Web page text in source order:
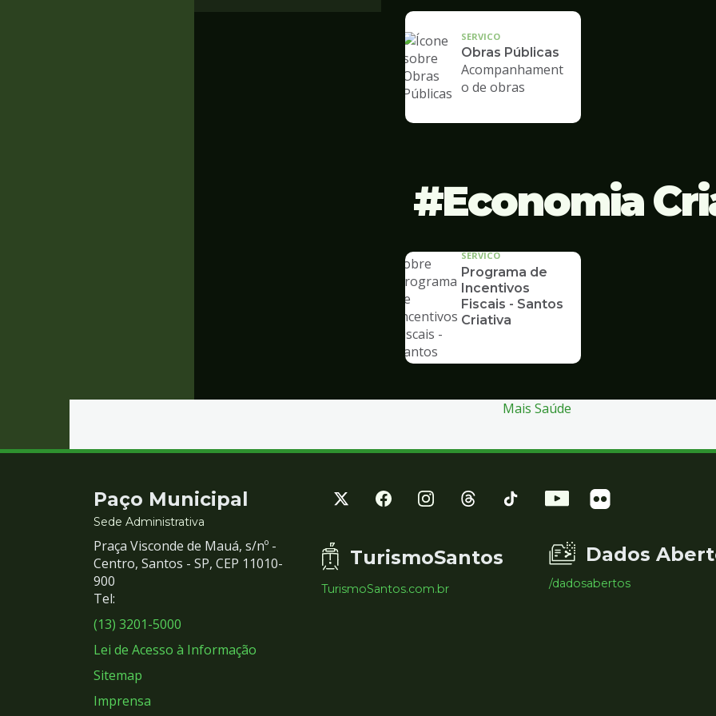
SERVICO
Obras Públicas
Acompanhament
o de obras
Economia
SERVICO
Programa de
Incentivos
Fiscais - Santos
Criativa
Mais Saúde
Contato
e
Redes
Sociais
Paço Municipal
Sede Administrativa
Praça Visconde de Mauá, s/nº -
Centro, Santos - SP, CEP 11010-
900
Tel:
(13) 3201-5000
Lei de Acesso à Informação
Sitemap
Imprensa
TurismoSantos
TurismoSantos.com.br
Dados
/dadosabertos